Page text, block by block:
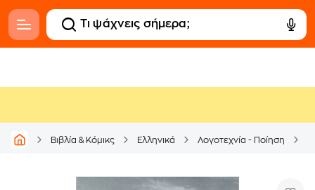
Βιβλία & Κόμικς Ελληνικά Λογοτεχνία - Ποίηση